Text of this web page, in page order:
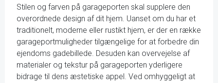
Stilen og farven på garageporten skal supplere den
overordnede design af dit hjem. Uanset om du har et
traditionelt, moderne eller rustikt hjem, er der en række
garageportmuligheder tilgængelige for at forbedre din
ejendoms gadebillede. Desuden kan overvejelse af
materialer og tekstur på garageporten yderligere
bidrage til dens æstetiske appel. Ved omhyggeligt at